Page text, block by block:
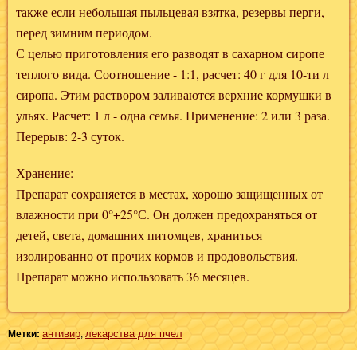
также если небольшая пыльцевая взятка, резервы перги,
перед зимним периодом.
С целью приготовления его разводят в сахарном сиропе
теплого вида. Соотношение - 1:1, расчет: 40 г для 10-ти л
сиропа. Этим раствором заливаются верхние кормушки в
ульях. Расчет: 1 л - одна семья. Применение: 2 или 3 раза.
Перерыв: 2-3 суток.
Хранение:
Препарат сохраняется в местах, хорошо защищенных от
влажности при 0°+25°С. Он должен предохраняться от
детей, света, домашних питомцев, храниться
изолированно от прочих кормов и продовольствия.
Препарат можно использовать 36 месяцев.
Метки: антивир,лекарства для пчел